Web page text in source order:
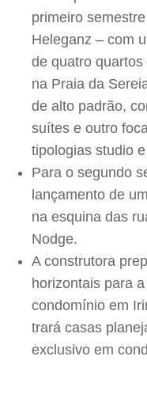
primeiro
Heleganz – com
de quatro
na Praia da
de alto padrão,
suítes e outro
tipologias studio
Para o segundo
lançamento de
na esquina das
Nodge.
A construtora
horizontais para
condomínio em
trará casas
exclusivo em